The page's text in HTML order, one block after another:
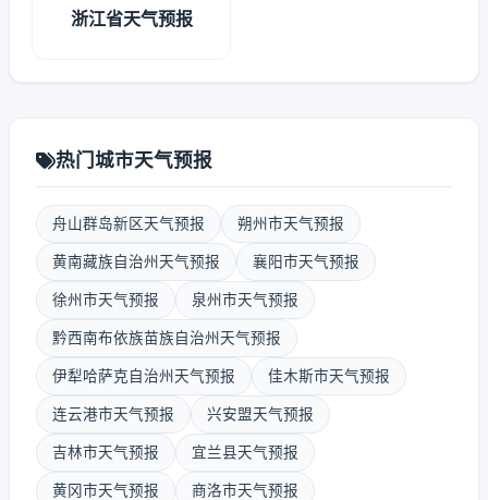
浙江省天气预报
热门城市天气预报
舟山群岛新区天气预报 朔州市天气预报
黄南藏族自治州天气预报 襄阳市天气预报
徐州市天气预报 泉州市天气预报
黔西南布依族苗族自治州天气预报
伊犁哈萨克自治州天气预报 佳木斯市天气预报
连云港市天气预报 兴安盟天气预报
吉林市天气预报 宜兰县天气预报
黄冈市天气预报 商洛市天气预报